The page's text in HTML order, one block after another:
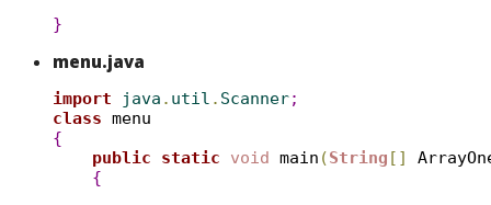
}
menu.java
import java . util . Scanner;
class
{
public
static void main (String [ ]
{